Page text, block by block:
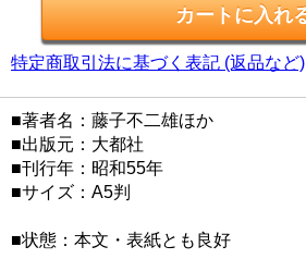
特定商取引法に基づく表記 (返品など)
■著者名：藤子不二雄ほか
■出版元：大都社
■刊行年：昭和55年
■サイズ：A5判
■状態：本文・表紙とも良好